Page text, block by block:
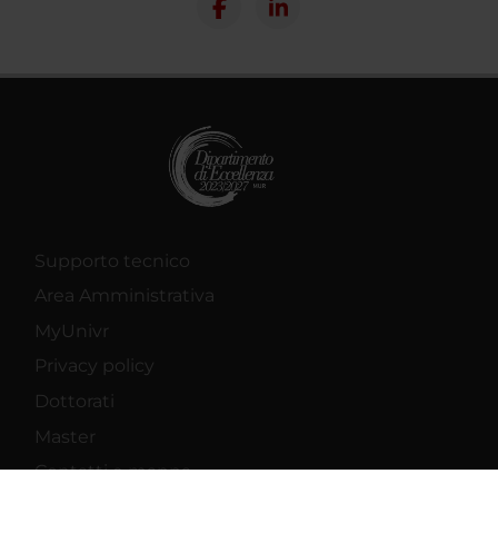
Supporto tecnico
Area Amministrativa
MyUnivr
Privacy policy
Dottorati
Master
Contatti e mappa